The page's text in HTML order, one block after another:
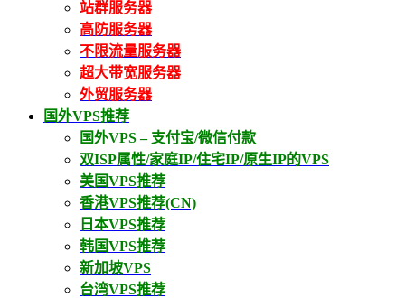
站群服务器
高防服务器
不限流量服务器
超大带宽服务器
外贸服务器
国外VPS推荐
国外VPS – 支付宝/微信付款
双ISP属性/家庭IP/住宅IP/原生IP的VPS
美国VPS推荐
香港VPS推荐(CN)
日本VPS推荐
韩国VPS推荐
新加坡VPS
台湾VPS推荐